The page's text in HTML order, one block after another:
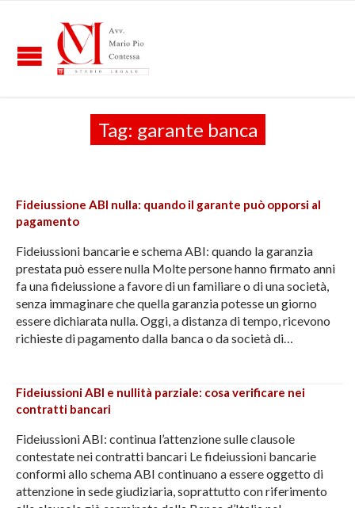
Tag: garante banca
Fideiussione ABI nulla: quando il garante può opporsi al
pagamento
Fideiussioni bancarie e schema ABI: quando la garanzia
prestata può essere nulla Molte persone hanno firmato anni
fa una fideiussione a favore di un familiare o di una società,
senza immaginare che quella garanzia potesse un giorno
essere dichiarata nulla. Oggi, a distanza di tempo, ricevono
richieste di pagamento dalla banca o da società di…
Fideiussioni ABI e nullità parziale: cosa verificare nei
contratti bancari
Fideiussioni ABI: continua l’attenzione sulle clausole
contestate nei contratti bancari Le fideiussioni bancarie
conformi allo schema ABI continuano a essere oggetto di
attenzione in sede giudiziaria, soprattutto con riferimento